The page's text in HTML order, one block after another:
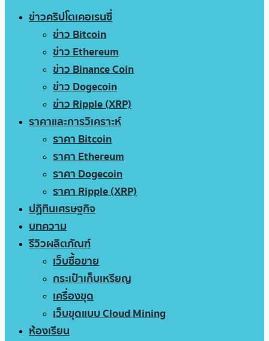
ข่าวคริปโตเคอเรนซี่
ข่าว Bitcoin
ข่าว Ethereum
ข่าว Binance Coin
ข่าว Dogecoin
ข่าว Ripple (XRP)
ราคาและการวิเคราะห์
ราคา Bitcoin
ราคา Ethereum
ราคา Dogecoin
ราคา Ripple (XRP)
ปฏิทินเศรษฐกิจ
บทความ
รีวิวผลิตภัณฑ์
เว็บซื้อขาย
กระเป๋าเก็บเหรียญ
เครื่องขุด
เว็บขุดแบบ Cloud Mining
ห้องเรียน